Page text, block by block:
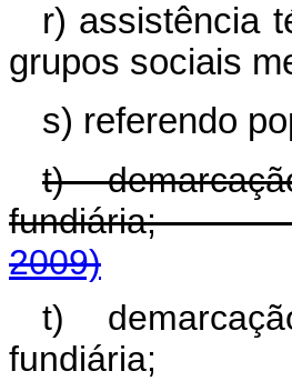
r) assistência
grupos sociais
s) referendo
t)
2009)
t)